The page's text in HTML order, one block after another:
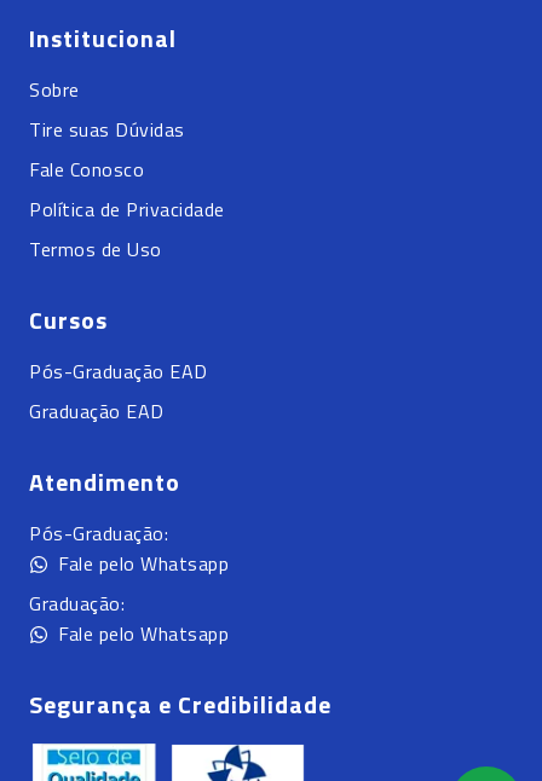
Institucional
Sobre
Tire suas Dúvidas
Fale Conosco
Política de Privacidade
Termos de Uso
Cursos
Pós-Graduação EAD
Graduação EAD
Atendimento
Pós-Graduação:
Fale pelo Whatsapp
Graduação:
Fale pelo Whatsapp
Segurança e Credibilidade